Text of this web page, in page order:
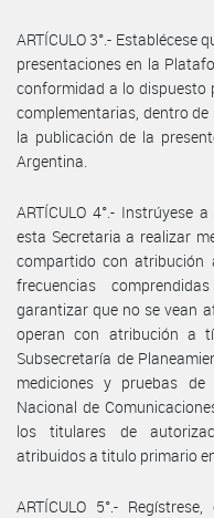
ARTÍCULO 3°.- Establécese
presentaciones en la
conformidad a lo dispuesto
complementarias, dentro de
la publicación de la
Argentina.
ARTÍCULO 4°.- Instrúyese
esta Secretaria a realizar
compartido con
frecuencias
garantizar que no se vean
operan con atribución a
Subsecretaría de
mediciones y pruebas
Nacional de
los titulares de
atribuidos a titulo primario
ARTÍCULO 5°.-